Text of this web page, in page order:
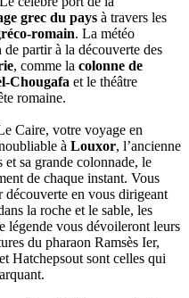
grec du pays à travers les
romain. La météo
de partir à la découverte des
, comme la colonne de
Chougafa et le théâtre
romaine.
Caire, votre voyage en
à Louxor, l’ancienne
et sa grande colonnade, le
de chaque instant. Vous
en vous dirigeant
la roche et le sable, les
légende vous dévoileront leurs
du pharaon Ramsès Ier,
Hatchepsout sont celles qui